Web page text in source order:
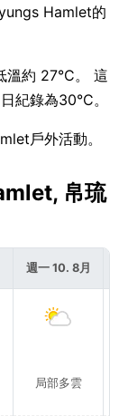
Hamlet的
約 27°C。 這
錄為30°C。
戶外活動。
帛琉
週一 10. 8月
局部多雲